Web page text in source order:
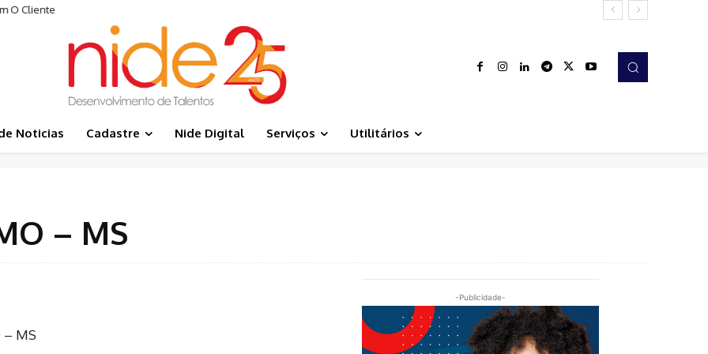
O Cliente
Noticias Cadastre Nide Digital Serviços Utilitários
– MS
– MS
-Publicidade-